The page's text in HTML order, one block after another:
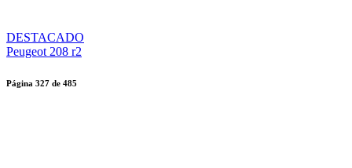
DESTACADO
Peugeot 208 r2
Página 327 de 485